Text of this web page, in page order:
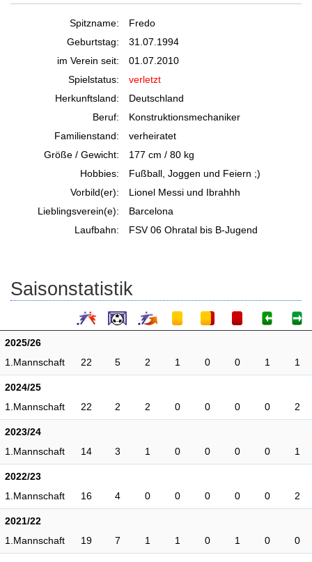
Spitzname:
Fredo
Geburtstag:
31.07.1994
im Verein seit:
01.07.2010
Spielstatus:
verletzt
Herkunftsland:
Deutschland
Beruf:
Konstruktionsmechaniker
Familienstand:
verheiratet
Größe / Gewicht:
177 cm / 80 kg
Hobbies:
Fußball, Joggen und Feiern ;)
Vorbild(er):
Lionel Messi und Ibrahhh
Lieblingsverein(e):
Barcelona
Laufbahn:
FSV 06 Ohratal bis B-Jugend
Saisonstatistik
2025/26
1.Mannschaft
22 5 2 1 0 0 1 1
2024/25
1.Mannschaft
22 2 2 0 0 0 0 2
2023/24
1.Mannschaft
14 3 1 0 0 0 0 1
2022/23
1.Mannschaft
16 4 0 0 0 0 0 2
2021/22
1.Mannschaft
19 7 1 1 0 1 0 0